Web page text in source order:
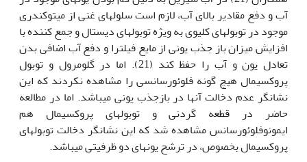
آب و دفع مقادیر بالای آب، لازم است سلول‏های غنی از میتوکندری
موجود در توبول‏های کلیوی به ویژه توبول‏های دیستال و جمع کننده با
افزایش میزان باز جذب یونی از مایع فیلترا و دفع آب اضافی بدن
تعادل یون و آب را حفظ کند (21). اما در گلومرول و توبول
پروکسیمال هیچ گونه فلوئورسانسی را مشاهده نکردند که این
نشانگر عدم دخالت آنها در بازجذب یونی می‏باشد. اما در مطالعه
حاضر در قطعه گردنی و توبول‏های پروکسیمال هم
ایمونوفلوئورسانس مشاهده شد که این نشانگر دخالت توبول‏های
پروکسیمال بخصوص، در ترشح یون‏های دو ظرفیتی می‏باشد.